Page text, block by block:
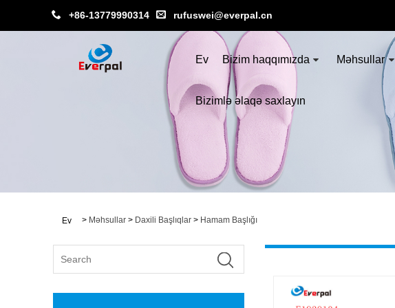
+86-13779990314 rufuswei@everpal.cn
Ev Bizim haqqımızda Məhsullar
Bizimlə əlaqə saxlayın
Ev > Məhsullar > Daxili Başlıqlar > Hamam Başlığı